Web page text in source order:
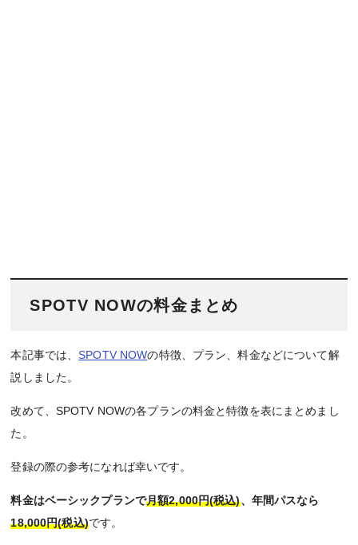
SPOTV NOWの料金まとめ
本記事では、SPOTV NOWの特徴、プラン、料金などについて解
説しました。
改めて、SPOTV NOWの各プランの料金と特徴を表にまとめまし
た。
登録の際の参考になれば幸いです。
料金はベーシックプランで月額2,000円(税込)、年間パスなら
18,000円(税込)です。